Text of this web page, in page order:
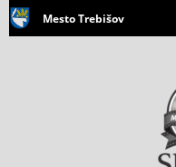
Mesto Trebišov